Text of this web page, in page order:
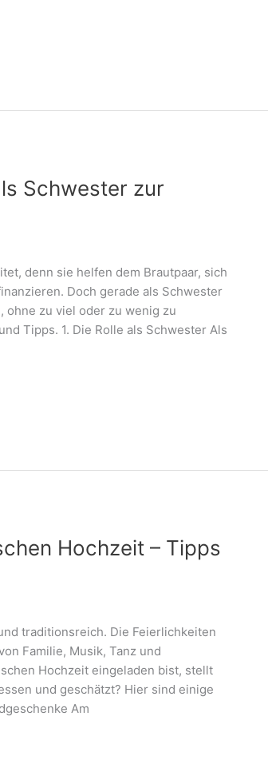
Schwester zur
denn sie helfen dem Brautpaar, sich
Doch gerade als Schwester
ohne zu viel oder zu wenig zu
Tipps. 1. Die Rolle als Schwester Als
Hochzeit – Tipps
traditionsreich. Die Feierlichkeiten
Familie, Musik, Tanz und
Hochzeit eingeladen bist, stellt
und geschätzt? Hier sind einige
Am